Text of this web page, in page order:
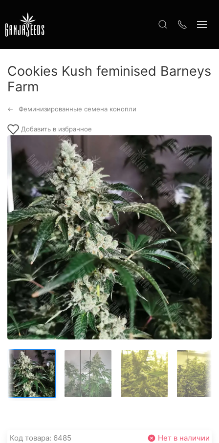
Cookies Kush feminised Barneys
Farm
Феминизированные семена конопли
Добавить в избранное
Код товара: 6485 Нет в наличии